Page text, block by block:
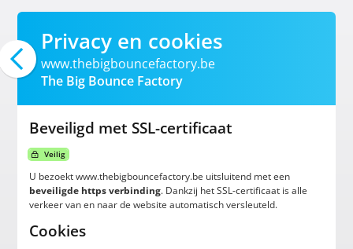
Privacy en cookies
www.thebigbouncefactory.be
The Big Bounce Factory
Beveiligd met SSL-certificaat
Veilig
U bezoekt www.thebigbouncefactory.be uitsluitend met een
beveiligde https verbinding. Dankzij het SSL-certificaat is alle
verkeer van en naar de website automatisch versleuteld.
Cookies